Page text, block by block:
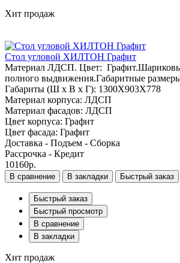
Хит продаж
Стол угловой ХИЛТОН Графит
Материал ЛДСП. Цвет:
полного выдвижения.Габаритные
Габариты (Ш x В x Г): 1300Х903Х778
Материал корпуса: ЛДСП
Материал фасадов: ЛДСП
Цвет корпуса: Графит
Цвет фасада: Графит
Доставка - Подъем - Сборка
Рассрочка - Кредит
10160р.
В сравнение В закладки Быстрый заказ
Быстрый заказ
Быстрый просмотр
В сравнение
В закладки
Хит продаж